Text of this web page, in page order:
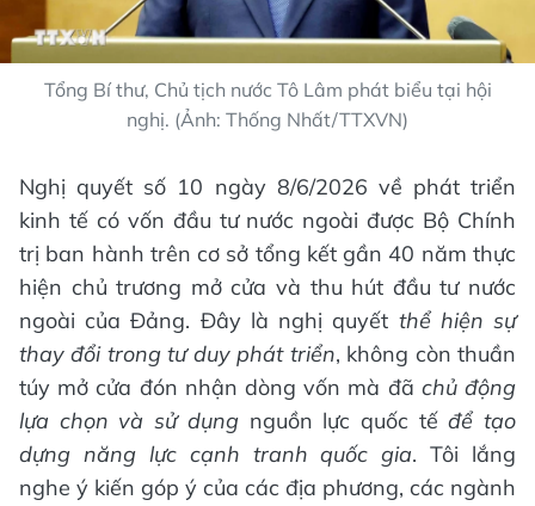
Tổng Bí thư, Chủ tịch nước Tô Lâm phát biểu tại hội
nghị. (Ảnh: Thống Nhất/TTXVN)
Nghị quyết số 10 ngày 8/6/2026 về phát triển
kinh tế có vốn đầu tư nước ngoài được Bộ Chính
trị ban hành trên cơ sở tổng kết gần 40 năm thực
hiện chủ trương mở cửa và thu hút đầu tư nước
ngoài của Đảng. Đây là nghị quyết thể hiện sự
thay đổi trong tư duy phát triển, không còn thuần
túy mở cửa đón nhận dòng vốn mà đã chủ động
lựa chọn và sử dụngnguồn lực quốc tếđể tạo
dựng năng lực cạnh tranh quốc gia. Tôi lắng
nghe ý kiến góp ý của các địa phương, các ngành